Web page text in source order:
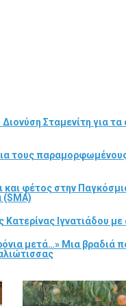
Σταμενίτη για
τους
φέτος στην
(SMA)
Ιγνατιάδου
μετά…» Μια βραδιά